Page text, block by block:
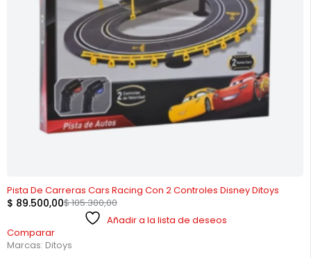
Pista De Carreras Cars Racing Con 2 Controles Disney Ditoys
$105.300,00
$ 89.500,00
Añadir a la lista de deseos
Comparar
Marcas: Ditoys